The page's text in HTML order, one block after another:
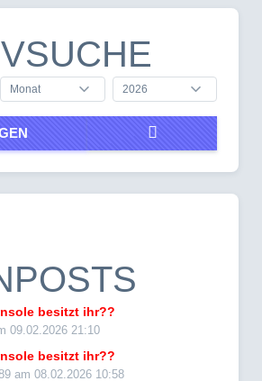
besitzt ihr??
09.02.2026 21:10
besitzt ihr??
am 08.02.2026 10:58